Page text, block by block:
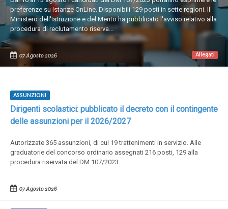
preferenze su Istanze OnLine. Disponibili 129 posti in sette regioni. Il
Ministero dell'Istruzione e del Merito ha pubblicato l'avviso relativo alla
procedura di reclutamento riserva...
07 Agosto 2026 Allegati
ASSUNZIONI
Dirigenti scolastici: pubblicato il decreto con il contingente
delle assunzioni per il 2026/2027
Autorizzate 365 assunzioni, di cui 19 trattenimenti in servizio. Alle
graduatorie del concorso ordinario assegnati 216 posti, 129 alla
procedura riservata del DM 107/2023.
07 Agosto 2026